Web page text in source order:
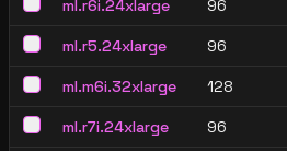
ml.r6i.24xlarge 96
ml.r5.24xlarge 96
ml.m6i.32xlarge 128
ml.r7i.24xlarge 96